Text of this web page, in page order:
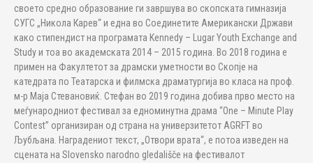
своето средно образование ги завршува во скопската гимназија
СУГС „Никола Карев“ и една во Соединетите Американски Држави
како стипендист на програмата Kennedy – Lugar Youth Exchange and
Study и тоа во академската 2014 – 2015 година. Во 2018 година е
примен на Факултетот за драмски уметности во Скопје на
катедрата по Театарска и филмска драматургија во класа на проф.
м-р Маја Стевановиќ. Стефан во 2019 година добива прво место на
меѓународниот фестивал за едноминутна драма “One – Minute Play
Contest” организиран од страна на универзитетот AGRFT во
Љубљана. Наградениот текст, „Отвори врата“, е потоа изведен на
сцената на Slovensko narodno gledališče на фестивалот